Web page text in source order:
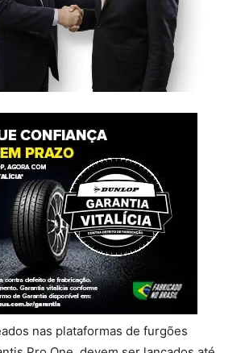
nas plataformas de furgões